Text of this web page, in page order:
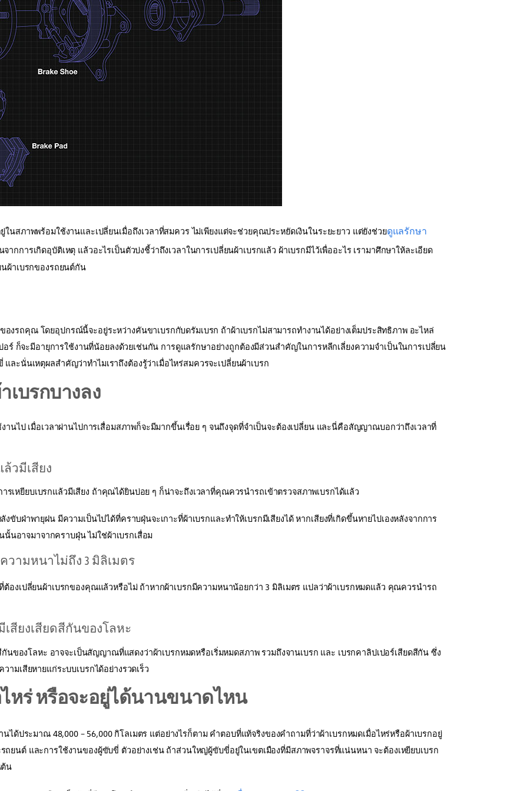
นสภาพพร้อมใช้งานและเปลี่ยนเมื่อถึงเวลาที่สมควร ไม่เพียงแต่จะช่วยคุณประหยัดเงินในระยะยาว แต่ยังช่วยดูแลรักษา
กการเกิดอุบัติเหตุ แล้วอะไรเป็นตัวบ่งชี้ว่าถึงเวลาในการเปลี่ยนผ้าเบรกแล้ว ผ้าเบรกมีไว้เพื่ออะไร เรามาศึกษาให้ละเอียด
นผ้าเบรกของรถยนต์กัน
องรถคุณ โดยอุปกรณ์นี้จะอยู่ระหว่างคันขาเบรกกับดรัมเบรก ถ้าผ้าเบรกไม่สามารถทำงานได้อย่างเต็มประสิทธิภาพ อะไหล่
อร์ ก็จะมีอายุการใช้งานที่น้อยลงด้วยเช่นกัน การดูแลรักษาอย่างถูกต้องมีส่วนสำคัญในการหลีกเลี่ยงความจำเป็นในการเปลี่ยน
ละนั่นเหตุผลสำคัญว่าทำไมเราถึงต้องรู้ว่าเมื่อไหร่สมควรจะเปลี่ยนผ้าเบรก
เบรกบางลง
านไป เมื่อเวลาผ่านไปการเสื่อมสภาพก็จะมีมากขึ้นเรื่อย ๆ จนถึงจุดที่จำเป็นจะต้องเปลี่ยน และนี่คือสัญญาณบอกว่าถึงเวลาที่
ล้วมีเสียง
หยียบเบรกแล้วมีเสียง ถ้าคุณได้ยินบ่อย ๆ ก็น่าจะถึงเวลาที่คุณควรนำรถเข้าตรวจสภาพเบรกได้แล้ว
บฝ่าพายุฝน มีความเป็นไปได้ที่คราบฝุ่นจะเกาะที่ผ้าเบรกและทำให้เบรกมีเสียงได้ หากเสียงที่เกิดขึ้นหายไปเองหลังจากการ
นั้นอาจมาจากคราบฝุ่น ไม่ใช่ผ้าเบรกเสื่อม
วามหนาไม่ถึง 3 มิลิเมตร
ต้องเปลี่ยนผ้าเบรกของคุณแล้วหรือไม่ ถ้าหากผ้าเบรกมีความหนาน้อยกว่า 3 มิลิเมตร แปลว่าผ้าเบรกหมดแล้ว คุณควรนำรถ
เสียงเสียดสีกันของโลหะ
กันของโลหะ อาจจะเป็นสัญญาณที่แสดงว่าผ้าเบรกหมดหรือเริ่มหมดสภาพ รวมถึงจานเบรก และ เบรกคาลิปเปอร์เสียดสีกัน ซึ่ง
มเสียหายแก่ระบบเบรกได้อย่างรวดเร็ว
หร่ หรือจะอยู่ได้นานขนาดไหน
ได้ประมาณ 48,000 – 56,000 กิโลเมตร แต่อย่างไรก็ตาม คำตอบที่แท้จริงของคำถามที่ว่าผ้าเบรกหมดเมื่อไหร่หรือผ้าเบรกอยู่
ยนต์ และการใช้งานของผู้ขับขี่ ตัวอย่างเช่น ถ้าส่วนใหญ่ผู้ขับขี่อยู่ในเขตเมืองที่มีสภาพจราจรที่แน่นหนา จะต้องเหยียบเบรก
ต้น